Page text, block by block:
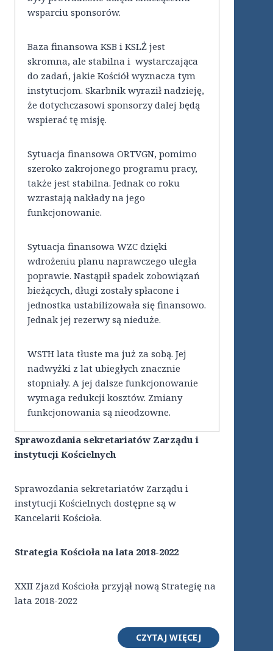
wsparciu sponsorów.
Baza finansowa KSB i KSLŻ jest
skromna, ale stabilna i wystarczająca
do zadań, jakie Kościół wyznacza tym
instytucjom. Skarbnik wyraził nadzieję,
że dotychczasowi sponsorzy dalej będą
wspierać tę misję.
Sytuacja finansowa ORTVGN, pomimo
szeroko zakrojonego programu pracy,
także jest stabilna. Jednak co roku
wzrastają nakłady na jego
funkcjonowanie.
Sytuacja finansowa WZC dzięki
wdrożeniu planu naprawczego uległa
poprawie. Nastąpił spadek zobowiązań
bieżących, długi zostały spłacone i
jednostka ustabilizowała się finansowo.
Jednak jej rezerwy są nieduże.
WSTH lata tłuste ma już za sobą. Jej
nadwyżki z lat ubiegłych znacznie
stopniały. A jej dalsze funkcjonowanie
wymaga redukcji kosztów. Zmiany
funkcjonowania są nieodzowne.
Sprawozdania sekretariatów Zarządu i
instytucji Kościelnych
Sprawozdania sekretariatów Zarządu i
instytucji Kościelnych dostępne są w
Kancelarii Kościoła.
Strategia Kościoła na lata 2018-2022
XXII Zjazd Kościoła przyjął nową Strategię na
lata 2018-2022
CZYTAJ WIĘCEJ